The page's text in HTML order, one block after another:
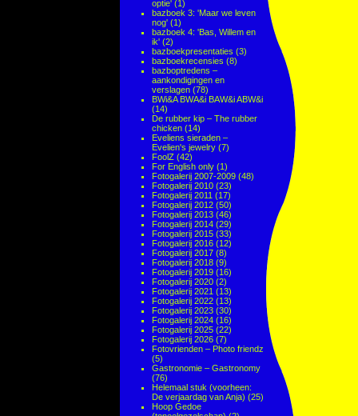
optie' (1)
bazboek 3: 'Maar we leven
nog' (1)
bazboek 4: 'Bas, Willem en
ik' (2)
bazboekpresentaties (3)
bazboekrecensies (8)
bazboptredens –
aankondigingen en
verslagen (78)
BWi&A BWA&i BAW&i ABW&i
(14)
De rubber kip – The rubber
chicken (14)
Eveliens sieraden –
Evelien's jewelry (7)
FoolZ (42)
For English only (1)
Fotogalerij 2007-2009 (48)
Fotogalerij 2010 (23)
Fotogalerij 2011 (17)
Fotogalerij 2012 (50)
Fotogalerij 2013 (46)
Fotogalerij 2014 (29)
Fotogalerij 2015 (33)
Fotogalerij 2016 (12)
Fotogalerij 2017 (8)
Fotogalerij 2018 (9)
Fotogalerij 2019 (16)
Fotogalerij 2020 (2)
Fotogalerij 2021 (13)
Fotogalerij 2022 (13)
Fotogalerij 2023 (30)
Fotogalerij 2024 (16)
Fotogalerij 2025 (22)
Fotogalerij 2026 (7)
Fotovrienden – Photo friendz
(5)
Gastronomie – Gastronomy
(76)
Helemaal stuk (voorheen:
De verjaardag van Anja) (25)
Hoop Gedoe